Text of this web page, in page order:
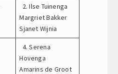
2. Ilse Tuinenga
Margriet Bakker
Sjanet Wijnia
4. Serena
Hovenga
Amarins de Groot